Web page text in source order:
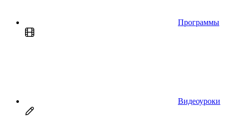
Программы
Видеоуроки